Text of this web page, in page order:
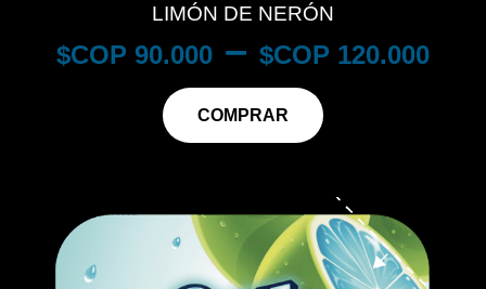
LIMÓN DE NERÓN
$ 90.000 – $ 120.000
COMPRAR